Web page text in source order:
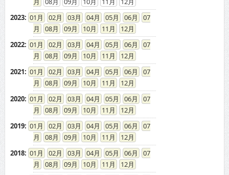
01 02 03 04 05 06
08
09 10 11
12
01 02 03 04 05 06
08
09 10 11
12
01 02 03 04 05 06
08
09 10 11
12
01 02 03 04 05 06
08
09 10 11
12
01 02 03 04 05 06
08
09 10 11
12
01 02 03 04 05 06
08
09 10 11
12
01 02 03 04 05 06